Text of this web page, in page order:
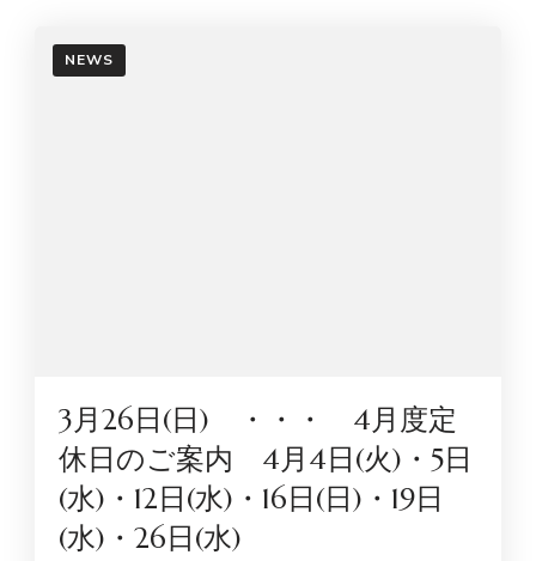
NEWS
3月26日(日) ・・・ 4月度定
休日のご案内 4月4日(火)・5日
(水)・12日(水)・16日(日)・19日
(水)・26日(水)